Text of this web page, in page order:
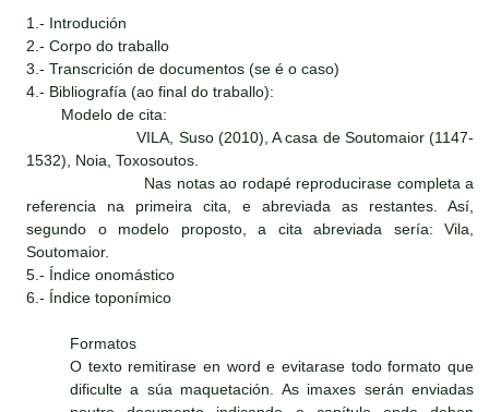
1.- Introdución
2.- Corpo do traballo
3.- Transcrición de documentos (se é o caso)
4.- Bibliografía (ao final do traballo):
Modelo de cita:
VILA, Suso (2010), A casa de Soutomaior (1147-
1532), Noia, Toxosoutos.
Nas notas ao rodapé reproducirase completa a
referencia na primeira cita, e abreviada as restantes. Así,
segundo o modelo proposto, a cita abreviada sería: Vila,
Soutomaior.
5.- Índice onomástico
6.- Índice toponímico
Formatos
O texto remitirase en word e evitarase todo formato que
dificulte a súa maquetación. As imaxes serán enviadas